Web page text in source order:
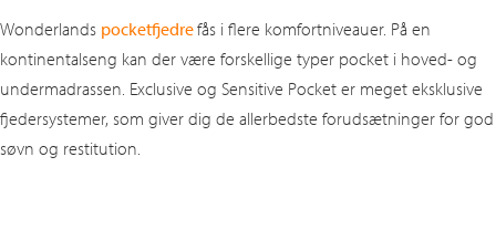
Wonderlands pocketfjedrefås i flere komfortniveauer. På en
kontinentalseng kan der være forskellige typer pocket i hoved- og
undermadrassen. Exclusive og Sensitive Pocket er meget eksklusive
fjedersystemer, som giver dig de allerbedste forudsætninger for god
søvn og restitution.